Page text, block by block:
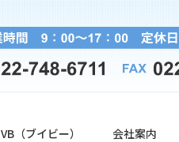
VB（ブイビー） 会社案内